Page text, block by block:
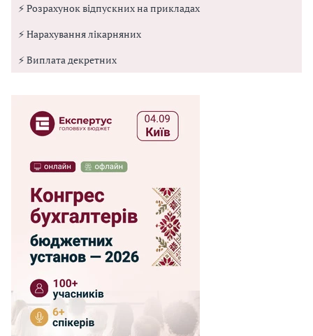
⚡ Розрахунок відпускних на прикладах
⚡ Нарахування лікарняних
⚡ Виплата декретних